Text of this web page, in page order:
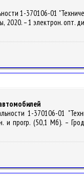
1-370106-01
2020. – 1 электрон.
1-370106-01
прогр. (50,1 Мб). –